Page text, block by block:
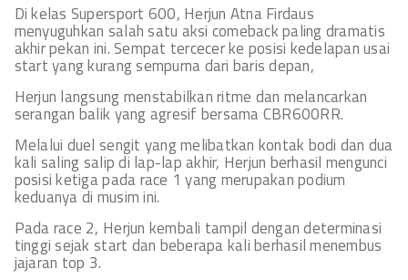
Di kelas Supersport 600, Herjun Atna Firdaus
menyuguhkan salah satu aksi comeback paling dramatis
akhir pekan ini. Sempat tercecer ke posisi kedelapan usai
start yang kurang sempurna dari baris depan,
Herjun langsung menstabilkan ritme dan melancarkan
serangan balik yang agresif bersama CBR600RR.
Melalui duel sengit yang melibatkan kontak bodi dan dua
kali saling salip di lap-lap akhir, Herjun berhasil mengunci
posisi ketiga pada race 1 yang merupakan podium
keduanya di musim ini.
Pada race 2, Herjun kembali tampil dengan determinasi
tinggi sejak start dan beberapa kali berhasil menembus
jajaran top 3.